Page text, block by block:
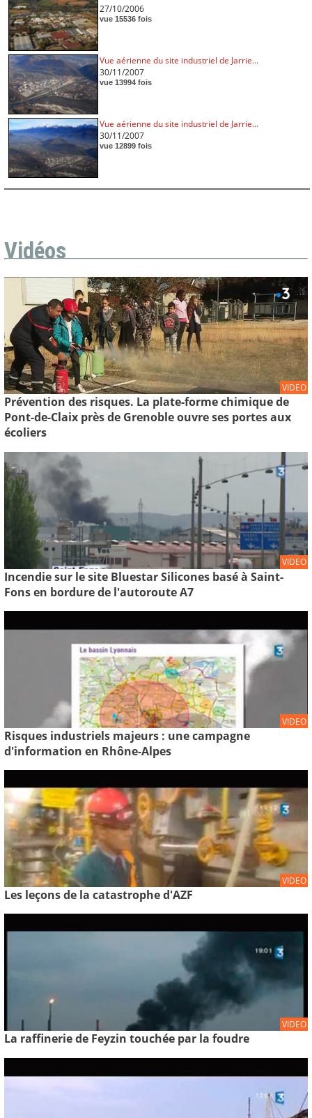
27/10/2006
vue 15536 fois
Vue aérienne du site industriel de Jarrie...
30/11/2007
vue 13994 fois
Vue aérienne du site industriel de Jarrie...
30/11/2007
vue 12899 fois
Vidéos
VIDEO
Prévention des risques. La plate-forme chimique de
Pont-de-Claix près de Grenoble ouvre ses portes aux
écoliers
VIDEO
Incendie sur le site Bluestar Silicones basé à Saint-
Fons en bordure de l'autoroute A7
VIDEO
Risques industriels majeurs : une campagne
d'information en Rhône-Alpes
VIDEO
Les leçons de la catastrophe d'AZF
VIDEO
La raffinerie de Feyzin touchée par la foudre